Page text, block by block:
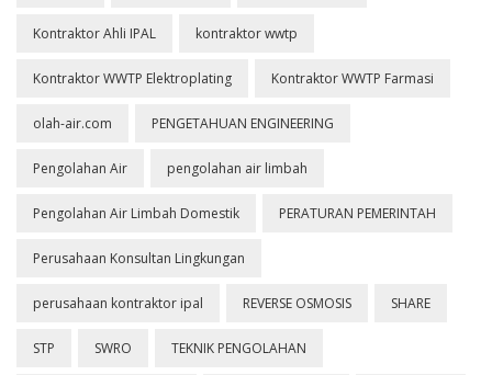
Kontraktor Ahli IPAL kontraktor wwtp
Kontraktor WWTP Elektroplating Kontraktor WWTP Farmasi
olah-air.com PENGETAHUAN ENGINEERING
Pengolahan Air pengolahan air limbah
Pengolahan Air Limbah Domestik PERATURAN PEMERINTAH
Perusahaan Konsultan Lingkungan
perusahaan kontraktor ipal REVERSE OSMOSIS SHARE
STP SWRO TEKNIK PENGOLAHAN